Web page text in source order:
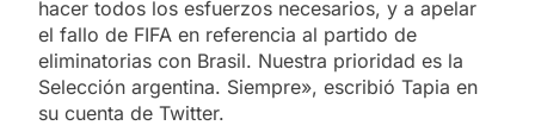
hacer todos los esfuerzos necesarios, y a apelar
el fallo de FIFA en referencia al partido de
eliminatorias con Brasil. Nuestra prioridad es la
Selección argentina. Siempre», escribió Tapia en
su cuenta de Twitter.